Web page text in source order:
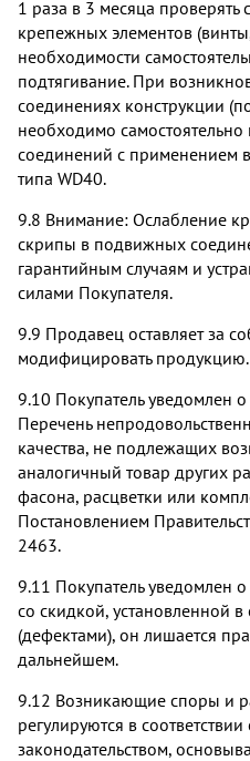
1 раза в 3 месяца проверять
крепежных элементов
необходимости
подтягивание. При
соединениях конструкции
необходимо
соединений с применением
типа WD40.
9.8 Внимание: Ослабление
скрипы в подвижных
гарантийным случаям и
силами Покупателя.
9.9 Продавец оставляет за
модифицировать продукцию.
9.10 Покупатель уведомлен
Перечень
качества, не подлежащих
аналогичный товар других
фасона, расцветки или
Постановлением
2463.
9.11 Покупатель уведомлен
со скидкой, установленной в
(дефектами), он лишается
дальнейшем.
9.12 Возникающие споры и
регулируются в
законодательством,